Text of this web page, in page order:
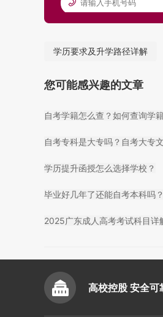
学历要求及升学路径详解
您可能感兴趣的文章
自考学籍怎么查？如何查询学
自考专科是大专吗？自考大专
学历提升函授怎么选择学校？
毕业好几年了还能自考本科吗？
2025广东成人高考考试科目详
高校控股 安全可